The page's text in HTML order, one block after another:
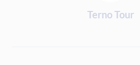
Terno Tour